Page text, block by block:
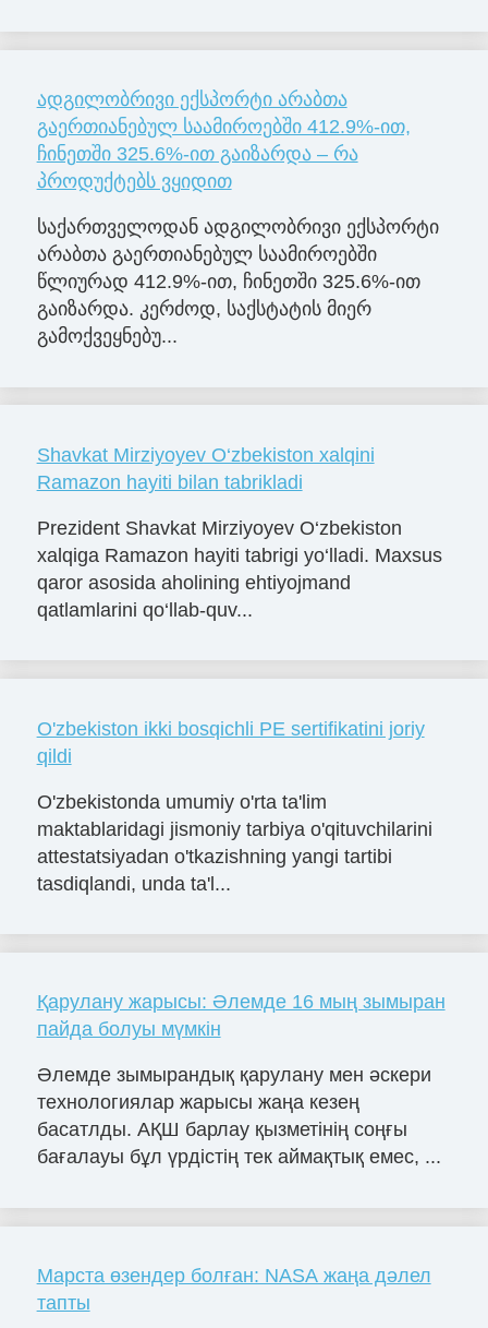
ადგილობრივი ექსპორტი არაბთა
გაერთიანებულ საამიროებში 412.9%-ით,
ჩინეთში 325.6%-ით გაიზარდა – რა
პროდუქტებს ვყიდით
საქართველოდან ადგილობრივი ექსპორტი
არაბთა გაერთიანებულ საამიროებში
წლიურად 412.9%-ით, ჩინეთში 325.6%-ით
გაიზარდა. კერძოდ, საქსტატის მიერ
გამოქვეყნებუ...
Shavkat Mirziyoyev O‘zbekiston xalqini
Ramazon hayiti bilan tabrikladi
Prezident Shavkat Mirziyoyev O‘zbekiston
xalqiga Ramazon hayiti tabrigi yo‘lladi. Maxsus
qaror asosida aholining ehtiyojmand
qatlamlarini qo‘llab-quv...
O'zbekiston ikki bosqichli PE sertifikatini joriy
qildi
O'zbekistonda umumiy o'rta ta'lim
maktablaridagi jismoniy tarbiya o'qituvchilarini
attestatsiyadan o'tkazishning yangi tartibi
tasdiqlandi, unda ta'l...
Қарулану жарысы: Әлемде 16 мың зымыран
пайда болуы мүмкін
Әлемде зымырандық қарулану мен әскери
технологиялар жарысы жаңа кезең
басатлды. АҚШ барлау қызметінің соңғы
бағалауы бұл үрдістің тек аймақтық емес, ...
Марста өзендер болған: NASA жаңа дәлел
тапты